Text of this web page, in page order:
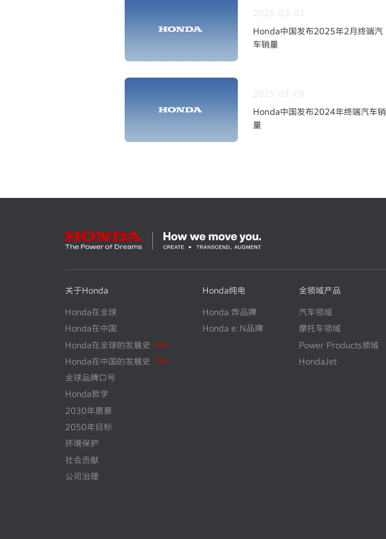
2025-03-07
Honda中国发布2025年2月终端汽
车销量
2025-01-09
Honda中国发布2024年终端汽车销
量
关于Honda
Honda在全球
Honda在中国
Honda在全球的发展史
Honda在中国的发展史
全球品牌口号
Honda哲学
2030年愿景
2050年目标
环境保护
社会贡献
公司治理
Honda纯电
Honda 烨品牌
Honda e:N品牌
全领域产品
汽车领域
摩托车领域
Power Products领域
HondaJet